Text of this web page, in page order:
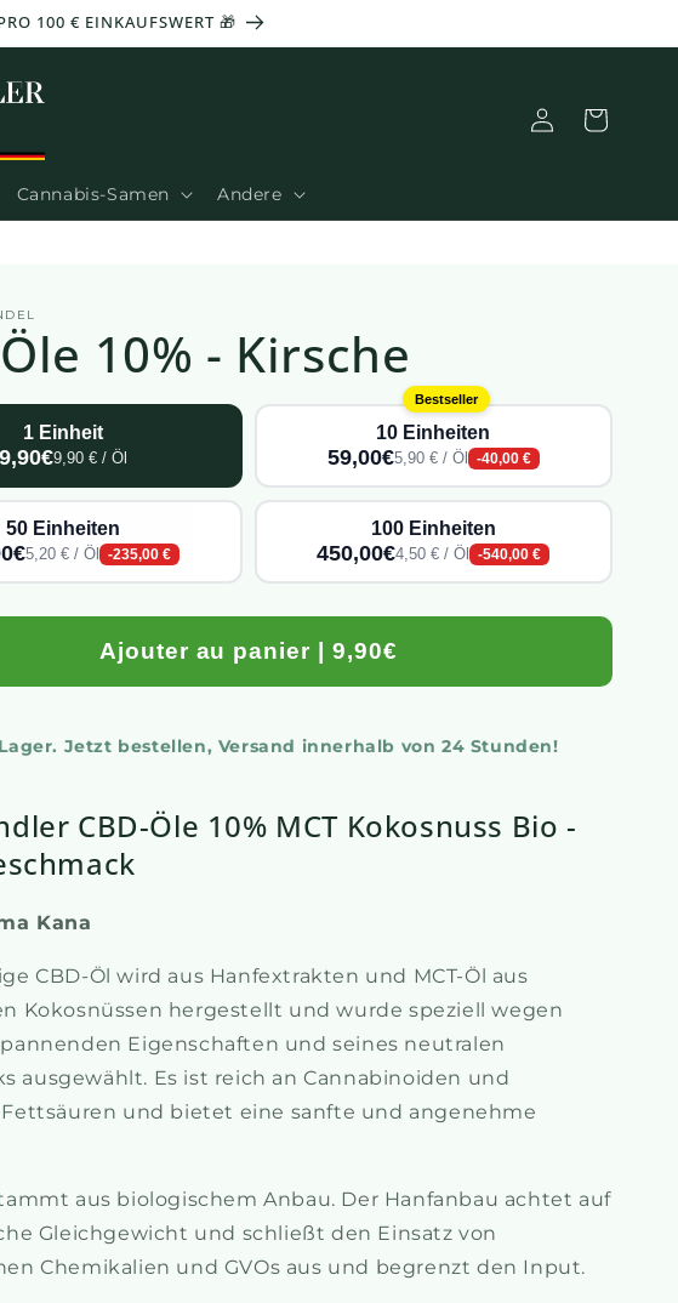
100 € EINKAUFSWERT 🎁
Cannabis-Samen Andere
Verbindung
Warenkorb
10% - Kirsche
1 Einheit
9,90€9,90 € / Öl
Bestseller
10 Einheiten
59,00€5,90 € / Öl -40,00 €
50 Einheiten
5,20 € / Öl -235,00 €
100 Einheiten
450,00€4,50 € / Öl -540,00 €
Ajouter au panier | 9,90€
Jetzt bestellen, Versand innerhalb von 24 Stunden!
CBD-Öle 10% MCT Kokosnuss Bio -
Kana
CBD-Öl wird aus Hanfextrakten und MCT-Öl aus
Kokosnüssen hergestellt und wurde speziell wegen
Eigenschaften und seines neutralen
ausgewählt. Es ist reich an Cannabinoiden und
und bietet eine sanfte und angenehme
aus biologischem Anbau. Der Hanfanbau achtet auf
Gleichgewicht und schließt den Einsatz von
Chemikalien und GVOs aus und begrenzt den Input.